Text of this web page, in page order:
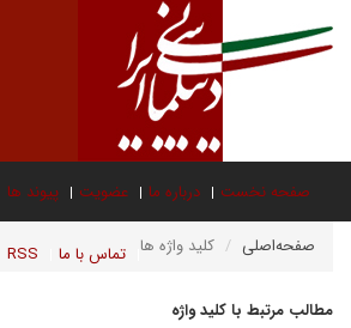
صفحه نخست درباره ما عضویت پیوند ها
تماس با ما RSS صفحه‌اصلی کلید واژه ها
مطالب مرتبط با کلید واژه